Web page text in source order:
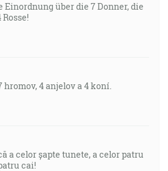
Einordnung über die 7 Donner, die
4 anjelov a 4 koní.
a celor șapte tunete, a celor patru
cai!